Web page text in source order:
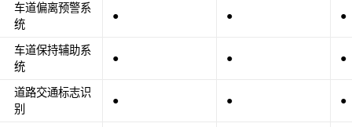
车道偏离预警系
统
车道保持辅助系
统
道路交通标志识
别
● ● ●
● ● ●
● ● ●